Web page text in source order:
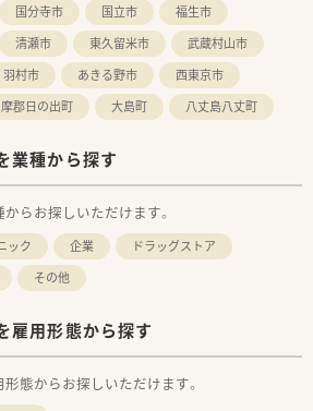
国分寺市 国立市
福生市
清瀬市 東久留米市
武蔵村山市
羽村市 あきる野市
西東京市
郡日の出町 大島町 八丈島八丈町
業種から探す
らお探しいただけます。
ック 企業
ドラッグストア
その他
雇用形態から探す
態からお探しいただけます。